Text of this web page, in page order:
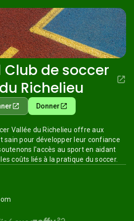
Club de soccer
Richelieu
Donner
Vallée du Richelieu offre aux
sain pour développer leur confiance
l'accès au sport en aidant
coûts liés à la pratique du soccer.